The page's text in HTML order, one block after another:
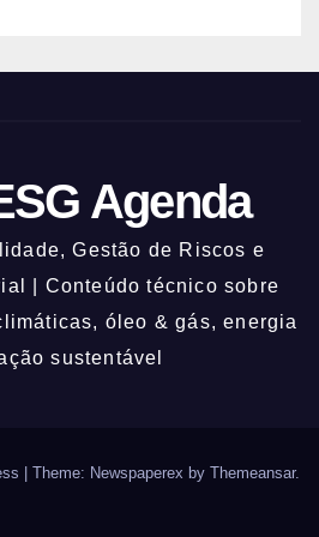
Agenda
Gestão de Riscos e
| Conteúdo técnico sobre
óleo & gás, energia
sustentável
Theme: Newspaperex by Themeansar.